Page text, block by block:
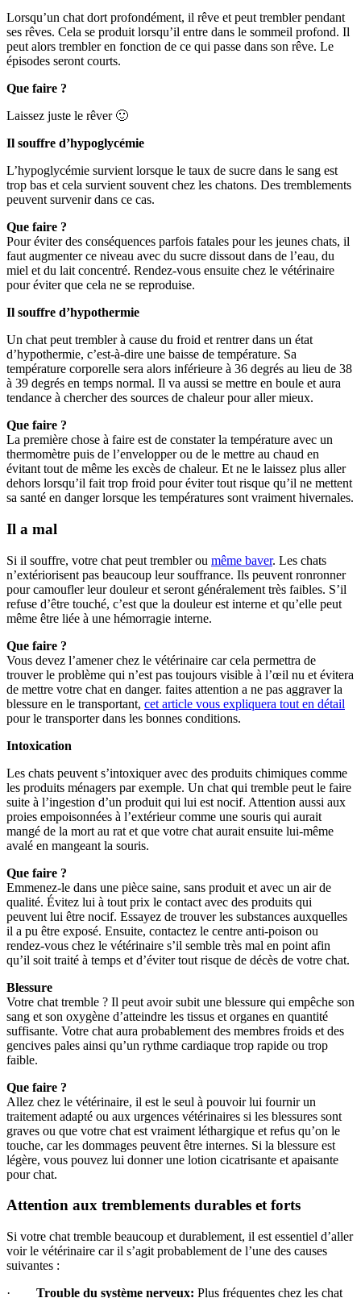
Lorsqu’un chat dort profondément, il rêve et peut trembler pendant
ses rêves. Cela se produit lorsqu’il entre dans le sommeil profond. Il
peut alors trembler en fonction de ce qui passe dans son rêve. Le
épisodes seront courts.
Que faire ?
Laissez juste le rêver 🙂
Il souffre d’hypoglycémie
L’hypoglycémie survient lorsque le taux de sucre dans le sang est
trop bas et cela survient souvent chez les chatons. Des tremblements
peuvent survenir dans ce cas.
Que faire ?
Pour éviter des conséquences parfois fatales pour les jeunes chats, il
faut augmenter ce niveau avec du sucre dissout dans de l’eau, du
miel et du lait concentré. Rendez-vous ensuite chez le vétérinaire
pour éviter que cela ne se reproduise.
Il souffre d’hypothermie
Un chat peut trembler à cause du froid et rentrer dans un état
d’hypothermie, c’est-à-dire une baisse de température. Sa
température corporelle sera alors inférieure à 36 degrés au lieu de 38
à 39 degrés en temps normal. Il va aussi se mettre en boule et aura
tendance à chercher des sources de chaleur pour aller mieux.
Que faire ?
La première chose à faire est de constater la température avec un
thermomètre puis de l’envelopper ou de le mettre au chaud en
évitant tout de même les excès de chaleur. Et ne le laissez plus aller
dehors lorsqu’il fait trop froid pour éviter tout risque qu’il ne mettent
sa santé en danger lorsque les températures sont vraiment hivernales.
Il a mal
Si il souffre, votre chat peut trembler ou même baver. Les chats
n’extériorisent pas beaucoup leur souffrance. Ils peuvent ronronner
pour camoufler leur douleur et seront généralement très faibles. S’il
refuse d’être touché, c’est que la douleur est interne et qu’elle peut
même être liée à une hémorragie interne.
Que faire ?
Vous devez l’amener chez le vétérinaire car cela permettra de
trouver le problème qui n’est pas toujours visible à l’œil nu et évitera
de mettre votre chat en danger. faites attention a ne pas aggraver la
blessure en le transportant, cet article vous expliquera tout en détail
pour le transporter dans les bonnes conditions.
Intoxication
Les chats peuvent s’intoxiquer avec des produits chimiques comme
les produits ménagers par exemple. Un chat qui tremble peut le faire
suite à l’ingestion d’un produit qui lui est nocif. Attention aussi aux
proies empoisonnées à l’extérieur comme une souris qui aurait
mangé de la mort au rat et que votre chat aurait ensuite lui-même
avalé en mangeant la souris.
Que faire ?
Emmenez-le dans une pièce saine, sans produit et avec un air de
qualité. Évitez lui à tout prix le contact avec des produits qui
peuvent lui être nocif. Essayez de trouver les substances auxquelles
il a pu être exposé. Ensuite, contactez le centre anti-poison ou
rendez-vous chez le vétérinaire s’il semble très mal en point afin
qu’il soit traité à temps et d’éviter tout risque de décès de votre chat.
Blessure
Votre chat tremble ? Il peut avoir subit une blessure qui empêche son
sang et son oxygène d’atteindre les tissus et organes en quantité
suffisante. Votre chat aura probablement des membres froids et des
gencives pales ainsi qu’un rythme cardiaque trop rapide ou trop
faible.
Que faire ?
Allez chez le vétérinaire, il est le seul à pouvoir lui fournir un
traitement adapté ou aux urgences vétérinaires si les blessures sont
graves ou que votre chat est vraiment léthargique et refus qu’on le
touche, car les dommages peuvent être internes. Si la blessure est
légère, vous pouvez lui donner une lotion cicatrisante et apaisante
pour chat.
Attention aux tremblements durables et forts
Si votre chat tremble beaucoup et durablement, il est essentiel d’aller
voir le vétérinaire car il s’agit probablement de l’une des causes
suivantes :
· Trouble du système nerveux: Plus fréquentes chez les chat